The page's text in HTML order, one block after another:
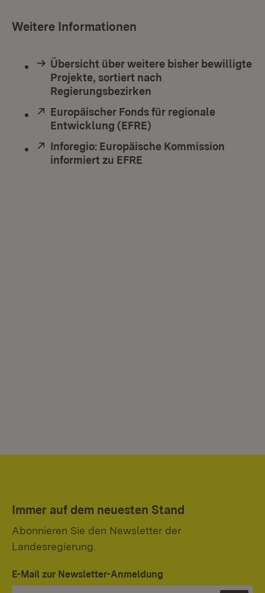
Weitere Informationen
Übersicht über weitere bisher bewilligte
Projekte, sortiert nach
Regierungsbezirken
Extern:
Europäischer Fonds für regionale
Entwicklung (EFRE)
Extern:
Inforegio: Europäische Kommission
informiert zu EFRE
Immer auf dem neuesten Stand
Abonnieren Sie den Newsletter der
Landesregierung.
E-Mail zur Newsletter-Anmeldung